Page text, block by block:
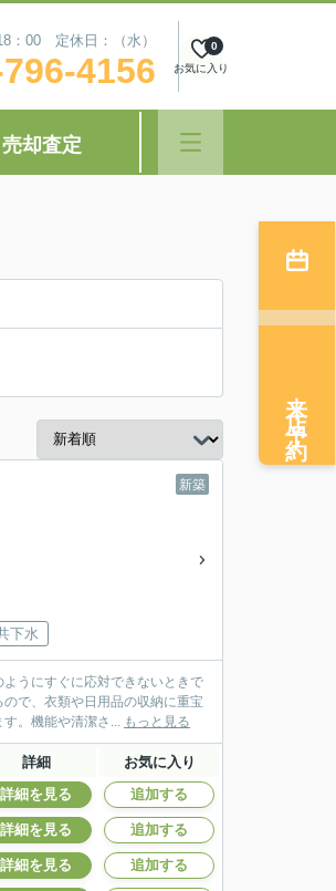
：00 定休日：（水）
4156 お気に入り
0
売却査定
新築
下水
うにすぐに応対できないときで
で、衣類や日用品の収納に重宝
。機能や清潔さ... もっと見る
詳細 お気に入り
詳細を見る 追加する
詳細を見る 追加する
詳細を見る 追加する
来店予約